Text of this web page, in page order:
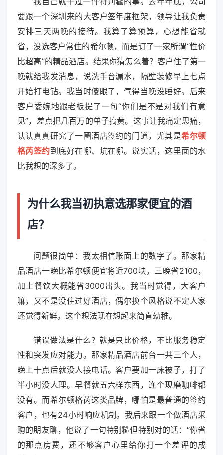
要跟一个深圳来的大客户签年度框架，领导让我负责
安排三天两晚的接待。我算了算预算，心想能省就
省，没选客户常住的希尔顿，而是订了一家所谓“性价
比超高”的精品酒店。结果你猜怎么着？客户住了第一
晚就给我发消息，说洗手台漏水，隔壁装修早上七点
开始打电钻。我当时傻眼了，气得当晚没睡好。后来
客户委婉地跟老板提了一句“你们是不是对我们有意
见”，差点把几百万的单子搞黄。这事让我痛定思痛，
认认真真研究了一圈酒店签约的门道，尤其是希尔顿
格芮签约到底好在哪、坑在哪。说实话，这里面的水
比我想的深多了。
为什么我当初执意选那家便宜的酒
店？
问题很简单：我太相信账面上的数字了。那家精
品酒店一晚比希尔顿便宜将近700块，三晚省2100，
加上餐饮大概能省3000出头。我当时觉得，大客户
嘛，又不是没住过好酒店，偶尔换个风格说不定人家
还觉得新鲜。这个想法现在想起来简直幼稚。
错误做法是什么？就是只比价格，不比服务稳定
性和突发应对能力。那家精品酒店前台一共三个人，
晚上十点后就没人接电话。客户要加一床被子，打了
半小时没人理。早餐就五六样东西，连个现磨咖啡都
没有。而希尔顿格芮这类品牌，哪怕是最普通的签约
客户，也有24小时响应机制。我后来跟一个做酒店采
购的朋友聊，他说了一句特别糙但特别对的话：“你省
的那点房费，还不够客户心里给你打一个差评的成